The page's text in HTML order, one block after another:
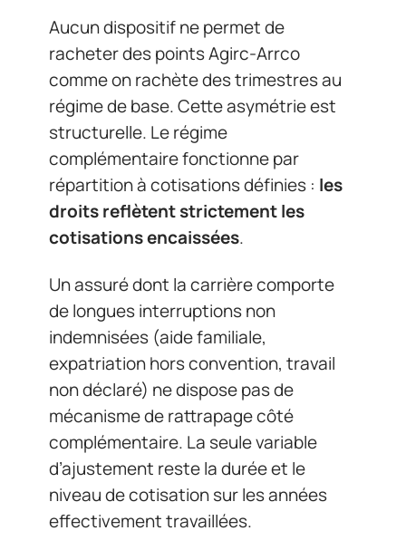
Aucun dispositif ne permet de
racheter des points Agirc-Arrco
comme on rachète des trimestres au
régime de base. Cette asymétrie est
structurelle. Le régime
complémentaire fonctionne par
répartition à cotisations définies : les
droits reflètent strictement les
cotisations encaissées.
Un assuré dont la carrière comporte
de longues interruptions non
indemnisées (aide familiale,
expatriation hors convention, travail
non déclaré) ne dispose pas de
mécanisme de rattrapage côté
complémentaire. La seule variable
d’ajustement reste la durée et le
niveau de cotisation sur les années
effectivement travaillées.